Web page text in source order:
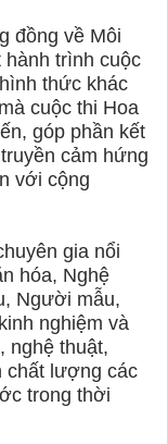
đồng về Môi
trình cuộc
thức khác
cuộc thi Hoa
góp phần kết
cảm hứng
với cộng
gia nổi
hóa, Nghệ
Người mẫu,
nghiệm và
nghệ thuật,
chất lượng các
trong thời